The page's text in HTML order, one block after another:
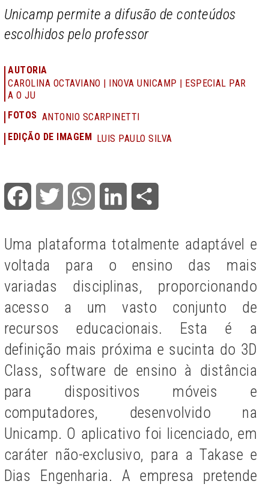
Unicamp permite a difusão de conteúdos
escolhidos pelo professor
AUTORIA
CAROLINA OCTAVIANO | INOVA UNICAMP | ESPECIAL PAR
A O JU
FOTOS ANTONIO SCARPINETTI
EDIÇÃO DE IMAGEM
LUIS PAULO SILVA
Facebook Twitter WhatsApp LinkedIn
Uma plataforma totalmente adaptável e
voltada para o ensino das mais
variadas disciplinas, proporcionando
acesso a um vasto conjunto de
recursos educacionais. Esta é a
definição mais próxima e sucinta do 3D
Class, software de ensino à distância
para dispositivos móveis e
computadores, desenvolvido na
Unicamp. O aplicativo foi licenciado, em
caráter não-exclusivo, para a Takase e
Dias Engenharia. A empresa pretende